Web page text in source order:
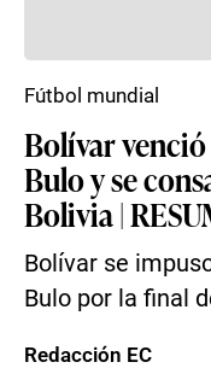
Bolívar
Bulo y se
Bolivia |
Bolívar se
Bulo por la final
Fútbol mundial
Redacción EC